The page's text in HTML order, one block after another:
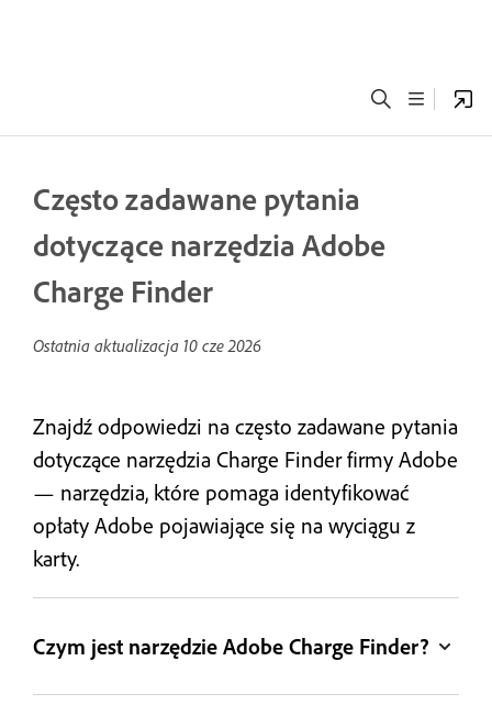
Często zadawane pytania
dotyczące narzędzia Adobe
Charge Finder
Ostatnia aktualizacja 10 cze 2026
Znajdź odpowiedzi na często zadawane pytania
dotyczące narzędzia Charge Finder firmy Adobe
— narzędzia, które pomaga identyfikować
opłaty Adobe pojawiające się na wyciągu z
karty.
Czym jest narzędzie Adobe Charge Finder?